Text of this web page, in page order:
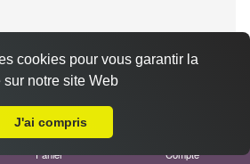
Panier Compte
cookies pour vous garantir la
notre site Web
J'ai compris